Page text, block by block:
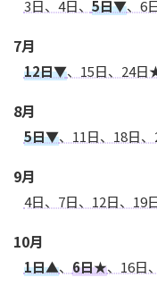
3日、4日、 5日▼、6日
7月
12日▼、15日、24
8月
5日▼、11日、18日
9月
4日、7日、12日、19
10月
1日▲、 6日★、16日